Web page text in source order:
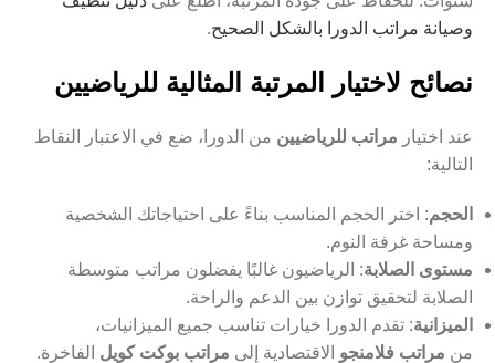
وصيانة مراتب الدورا بالشكل الصحيح.
نصائح لاختيار المرتبة المثالية للرياضيين
عند اختيار مراتب للرياضيين من الدورا، ضع في الاعتبار النقاط
التالية:
الحجم: اختر الحجم المناسب بناءً على احتياجاتك الشخصية
ومساحة غرفة النوم.
مستوى الصلابة: الرياضيون غالبًا يفضلون مراتب متوسطة
الصلابة لتحقيق توازن بين الدعم والراحة.
الميزانية: تقدم الدورا خيارات تناسب جميع الميزانيات،
من مراتب فلامنجو الاقتصادية إلى مراتب بوكت كويل الفاخرة.